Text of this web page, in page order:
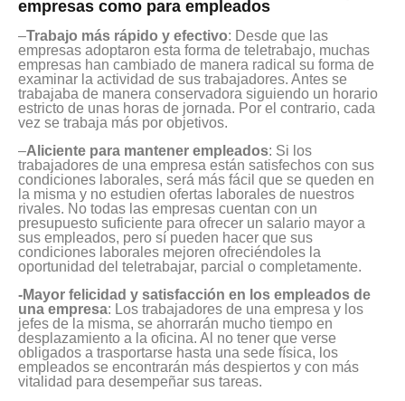
empresas como para empleados
–Trabajo más rápido y efectivo: Desde que las
empresas adoptaron esta forma de teletrabajo, muchas
empresas han cambiado de manera radical su forma de
examinar la actividad de sus trabajadores. Antes se
trabajaba de manera conservadora siguiendo un horario
estricto de unas horas de jornada. Por el contrario, cada
vez se trabaja más por objetivos.
–Aliciente para mantener empleados: Si los
trabajadores de una empresa están satisfechos con sus
condiciones laborales, será más fácil que se queden en
la misma y no estudien ofertas laborales de nuestros
rivales. No todas las empresas cuentan con un
presupuesto suficiente para ofrecer un salario mayor a
sus empleados, pero sí pueden hacer que sus
condiciones laborales mejoren ofreciéndoles la
oportunidad del teletrabajar, parcial o completamente.
-Mayor felicidad y satisfacción en los empleados de
una empresa: Los trabajadores de una empresa y los
jefes de la misma, se ahorrarán mucho tiempo en
desplazamiento a la oficina. Al no tener que verse
obligados a trasportarse hasta una sede física, los
empleados se encontrarán más despiertos y con más
vitalidad para desempeñar sus tareas.